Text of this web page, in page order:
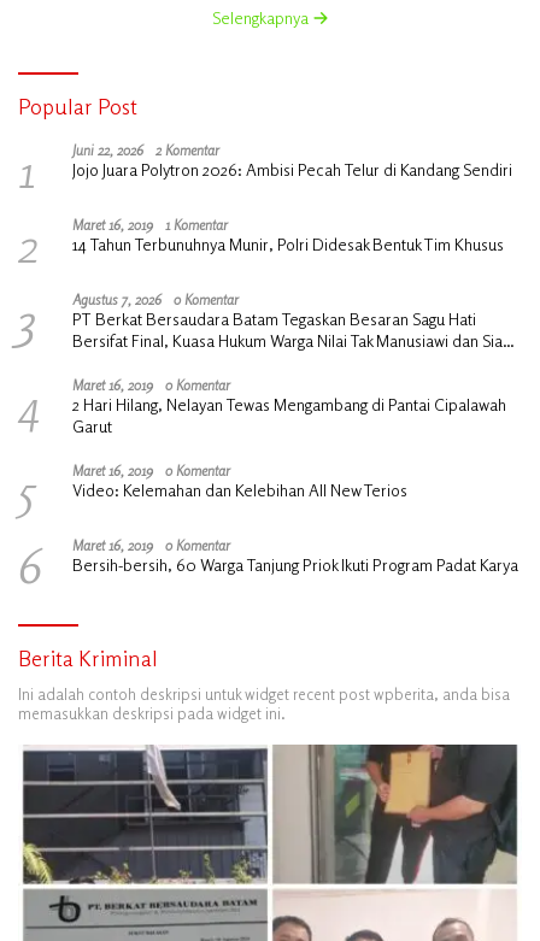
Selengkapnya
Popular Post
1 Juni 22, 2026 2 Komentar
Jojo Juara Polytron 2026: Ambisi Pecah Telur di Kandang Sendiri
2 Maret 16, 2019 1 Komentar
14 Tahun Terbunuhnya Munir, Polri Didesak Bentuk Tim Khusus
3 Agustus 7, 2026 0 Komentar
PT Berkat Bersaudara Batam Tegaskan Besaran Sagu Hati
Bersifat Final, Kuasa Hukum Warga Nilai Tak Manusiawi dan Siap
4 Maret 16, 2019 0 Komentar
2 Hari Hilang, Nelayan Tewas Mengambang di Pantai Cipalawah
Garut
5 Maret 16, 2019 0 Komentar
Video: Kelemahan dan Kelebihan All New Terios
6 Maret 16, 2019 0 Komentar
Bersih-bersih, 60 Warga Tanjung Priok Ikuti Program Padat Karya
Berita Kriminal
Ini adalah contoh deskripsi untuk widget recent post wpberita, anda bisa
memasukkan deskripsi pada widget ini.